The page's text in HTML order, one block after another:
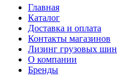
Главная
Каталог
Доставка и оплата
Контакты магазинов
Лизинг грузовых шин
О компании
Бренды